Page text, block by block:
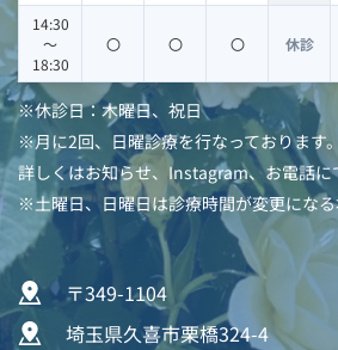
14:30
〜
18:30
〇 〇 〇 休診
※休診日：木曜日、祝日
※月に2回、日曜診療を行なっております。
詳しくはお知らせ、Instagram、お電話に
※土曜日、日曜日は診療時間が変更になる
〒349-1104
埼玉県久喜市栗橋324-4